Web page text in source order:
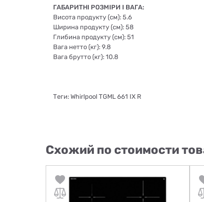
ГАБАРИТНІ РОЗМІРИ І ВАГА:
Висота продукту (см): 5.6
Ширина продукту (см): 58
Глибина продукту (см): 51
Вага нетто (кг): 9.8
Вага брутто (кг): 10.8
Теги: Whirlpool TGML 661 IX R
Схожий по стоимости